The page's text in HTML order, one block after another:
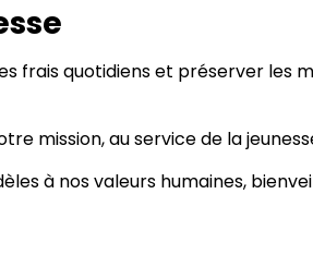
frais quotidiens et préserver les
mission, au service de la
à nos valeurs humaines,